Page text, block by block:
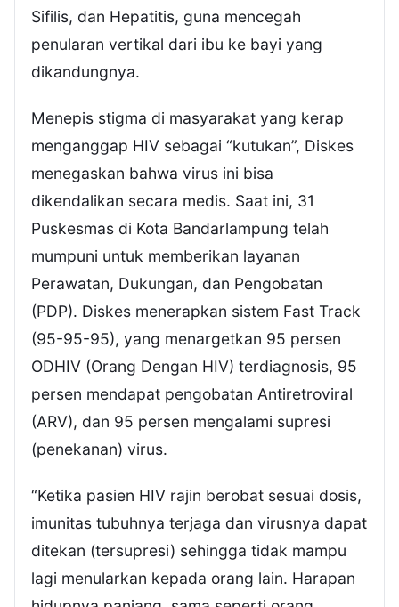
Sifilis, dan Hepatitis, guna mencegah
penularan vertikal dari ibu ke bayi yang
dikandungnya.
Menepis stigma di masyarakat yang kerap
menganggap HIV sebagai “kutukan”, Diskes
menegaskan bahwa virus ini bisa
dikendalikan secara medis. Saat ini, 31
Puskesmas di Kota Bandarlampung telah
mumpuni untuk memberikan layanan
Perawatan, Dukungan, dan Pengobatan
(PDP). Diskes menerapkan sistem Fast Track
(95-95-95), yang menargetkan 95 persen
ODHIV (Orang Dengan HIV) terdiagnosis, 95
persen mendapat pengobatan Antiretroviral
(ARV), dan 95 persen mengalami supresi
(penekanan) virus.
“Ketika pasien HIV rajin berobat sesuai dosis,
imunitas tubuhnya terjaga dan virusnya dapat
ditekan (tersupresi) sehingga tidak mampu
lagi menularkan kepada orang lain. Harapan